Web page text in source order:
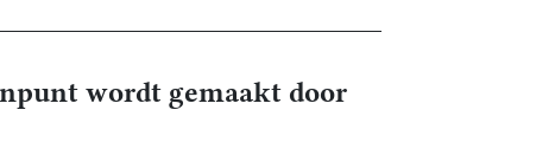
wordt gemaakt door